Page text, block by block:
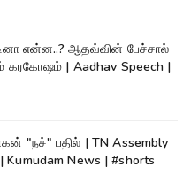
என்ன..? ஆதவ்வின் பேச்சால்
கரகோஷம் | Aadhav Speech |
"நச்" பதில் | TN Assembly
Kumudam News | #shorts